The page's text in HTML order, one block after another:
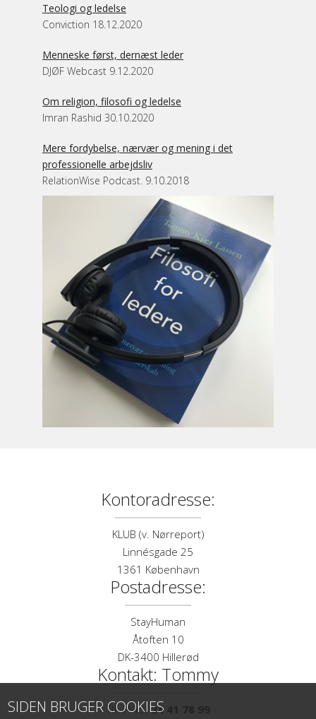
Teologi og ledelse
Conviction 18.12.2020
Menneske først, dernæst leder
DJØF Webcast 9.12.2020
Om religion, filosofi og ledelse
Imran Rashid 30.10.2020
Mere fordybelse, nærvær og mening i det
professionelle arbejdsliv
RelationWise Podcast. 9.10.2018
Kontoradresse:
KLUB (v. Nørreport)
Linnésgade 25
1361 København
Postadresse:
StayHuman
Åtoften 10
DK-3400 Hillerød
Kontakt: Tommy
Tlf: (+45)24 41 78 99
SIDEN BRUGER COOKIES